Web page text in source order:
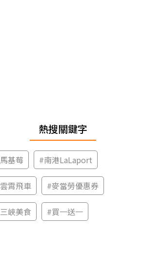
熱搜關鍵字
馬基莓 #南港LaLaport
雲霄飛車 #麥當勞優惠券
三峽美食 #買一送一